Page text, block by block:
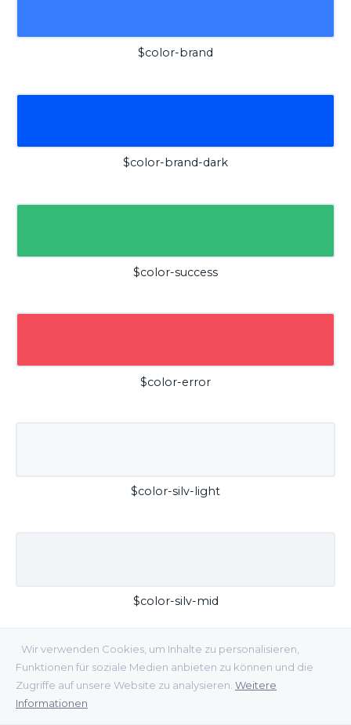
Wir verwenden Cookies, um Inhalte zu personalisieren,
Funktionen für soziale Medien anbieten zu können und die
Zugriffe auf unsere Website zu analysieren. Weitere
Informationen
$color-brand
$color-brand-dark
$color-success
$color-error
$color-silv-light
$color-silv-mid